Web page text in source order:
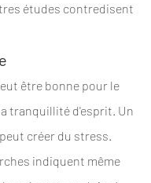
études contredisent
être bonne pour le
tranquillité d'esprit. Un
créer du stress.
indiquent même